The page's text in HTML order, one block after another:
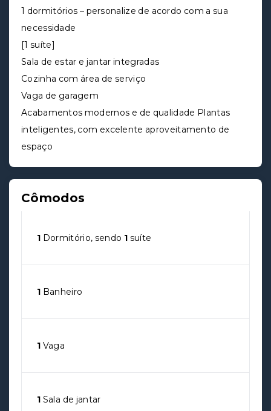
1 dormitórios – personalize de acordo com a sua
necessidade
[1 suíte]
Sala de estar e jantar integradas
Cozinha com área de serviço
Vaga de garagem
Acabamentos modernos e de qualidade Plantas
inteligentes, com excelente aproveitamento de
espaço
Cômodos
1 Dormitório, sendo 1 suíte
1 Banheiro
1 Vaga
1 Sala de jantar